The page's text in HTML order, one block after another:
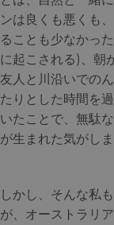
ンは良くも悪くも
ることも少なかっ
に起こされる)、朝
友人と川沿いでの
たりとした時間を
いたことで、無駄
が生まれた気がし
しかし、そんな私
が、オーストラリ